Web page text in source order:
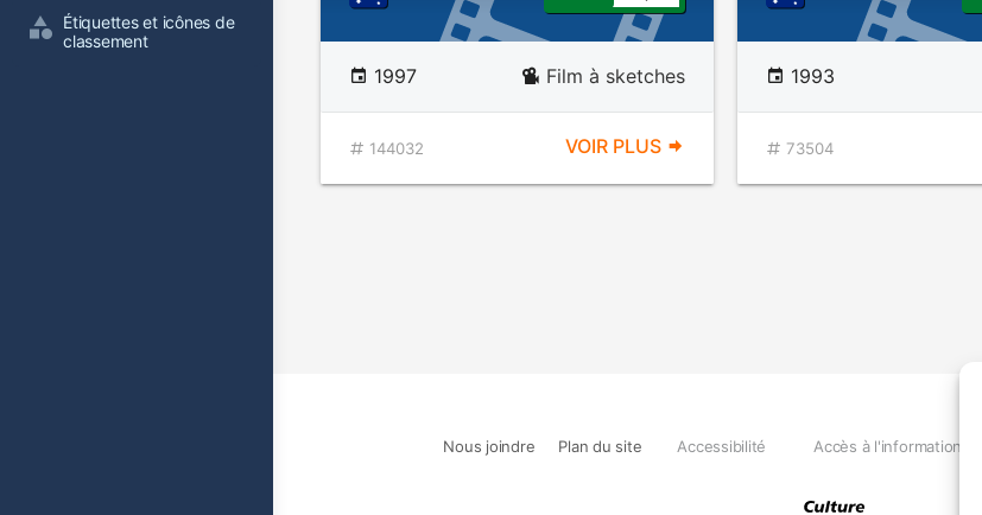
Étiquettes et icônes de
classement
1997 Film à sketches
144032 VOIR PLUS
1993
73504
Nous joindre Plan du site Accessibilité Accès à l'information